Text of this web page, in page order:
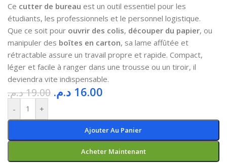
Ce cutter de bureau est un outil essentiel pour les
étudiants, les professionnels et le personnel logistique.
Que ce soit pour ouvrir des colis, découper du papier, ou
manipuler des boîtes en carton, sa lame affûtée et
rétractable assure un travail propre et rapide. Compact,
léger et facile à ranger dans une trousse ou un tiroir, il
deviendra vite indispensable.
19.00د.م. 16.00 د.م.
- +
Ajouter Au Panier
Acheter Maintenant